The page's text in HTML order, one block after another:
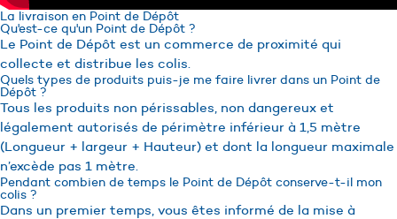
La livraison en Point de Dépôt
Qu'est-ce qu'un Point de Dépôt ?
Le Point de Dépôt est un commerce de proximité qui
collecte et distribue les colis.
Quels types de produits puis-je me faire livrer dans un Point de
Dépôt ?
Tous les produits non périssables, non dangereux et
légalement autorisés de périmètre inférieur à 1,5 mètre
(Longueur + largeur + Hauteur) et dont la longueur maximale
n’excède pas 1 mètre.
Pendant combien de temps le Point de Dépôt conserve-t-il mon
colis ?
Dans un premier temps, vous êtes informé de la mise à